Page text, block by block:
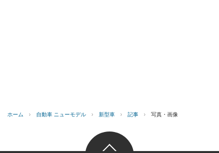
ホーム › 自動車 ニューモデル › 新型車 › 記事 › 写真・画像